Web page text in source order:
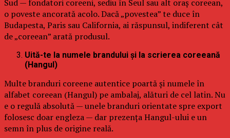
Sud — fondatori coreeni, sediu în Seul sau alt oraș coreean,
o poveste ancorată acolo. Dacă „povestea” te duce în
Budapesta, Paris sau California, ai răspunsul, indiferent cât
de „coreean” arată produsul.
Uită-te la numele brandului și la scrierea coreeană
(Hangul)
Multe branduri coreene autentice poartă și numele în
alfabet coreean (Hangul) pe ambalaj, alături de cel latin. Nu
e o regulă absolută — unele branduri orientate spre export
folosesc doar engleza — dar prezența Hangul-ului e un
semn în plus de origine reală.